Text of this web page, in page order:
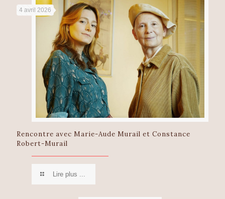
4 avril 2026
Rencontre avec Marie-Aude Murail et Constance
Robert-Murail
Lire plus ...